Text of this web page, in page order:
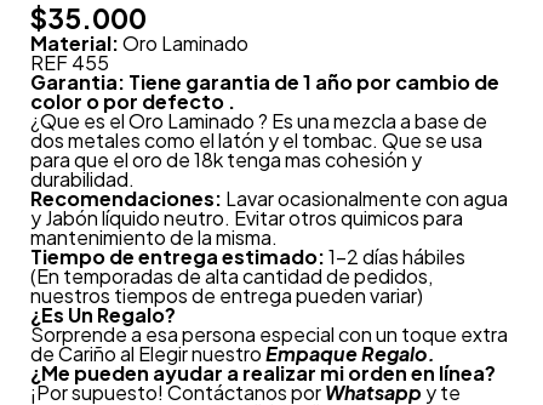
$35.000
Material:Oro Laminado
REF 455
Garantia: Tiene garantia de 1 año por cambio de
color o por defecto .
¿Que es el Oro Laminado ? Es una mezcla a base de
dos metales como el latón y el tombac. Que se usa
para que el oro de 18k tenga mas cohesión y
durabilidad.
Recomendaciones: Lavar ocasionalmente con agua
y Jabón líquido neutro. Evitar otros quimicos para
mantenimiento de la misma.
Tiempo de entrega estimado:1-2 días hábiles
(En temporadas de alta cantidad de pedidos,
nuestros tiempos de entrega pueden variar)
¿Es Un Regalo?
Sorprende a esa persona especial con un toque extra
de Cariño al Elegir nuestroEmpaque Regalo.
¿Me pueden ayudar a realizar mi orden en línea?
¡Por supuesto! Contáctanos porWhatsapp y te